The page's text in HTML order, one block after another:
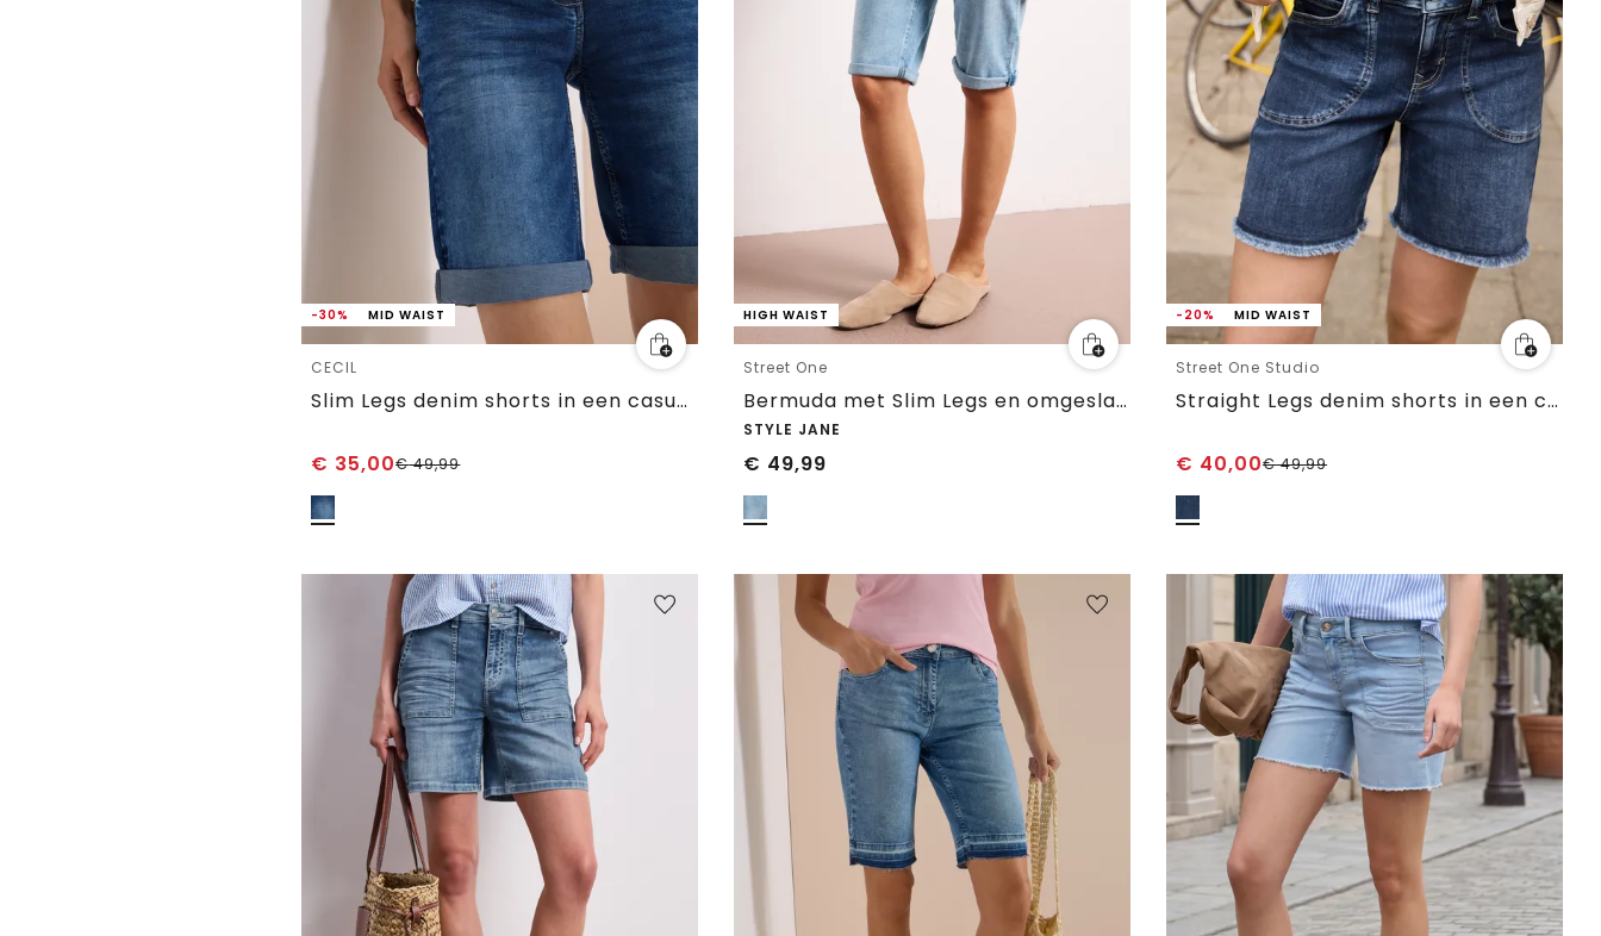
-30% MID WAIST
CECIL
Slim Legs denim shorts in een casual fit
€ 35,00€49,99
HIGH WAIST
Street One
Bermuda met Slim Legs en omgeslagen detail
STYLE JANE
€ 49,99
-20% MID WAIST
Street One Studio
Straight Legs denim shorts in een casual pasvorm
€ 40,00€49,99